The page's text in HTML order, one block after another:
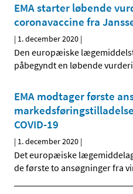
EMA starter løbende
coronavaccine fra
| 1. december 2020 |
Den europæiske
påbegyndt en løbende
EMA modtager første
COVID-19
| 1. december 2020 |
Det europæiske
de første to ansøgninger fra